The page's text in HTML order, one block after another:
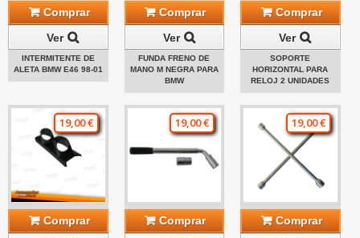
Comprar
Ver
INTERMITENTE DE
ALETA BMW E46 98-01
Comprar
Ver
FUNDA FRENO DE
MANO M NEGRA PARA
BMW
Comprar
Ver
SOPORTE
HORIZONTAL PARA
RELOJ 2 UNIDADES
19,00 €
Comprar
19,00 €
Comprar
19,00 €
Comprar